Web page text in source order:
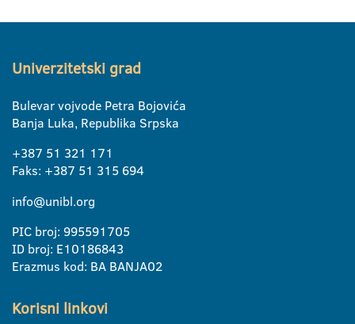
Univerzitetski grad
Bulevar vojvode Petra Bojovića
Banja Luka, Republika Srpska
+387 51 321 171
Faks: +387 51 315 694
info@unibl.org
PIC broj: 995591705
ID broj: E10186843
Erazmus kod: BA BANJA02
Korisni linkovi